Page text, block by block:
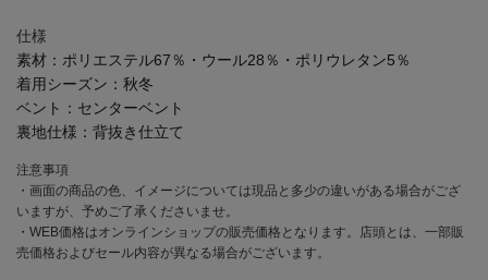
仕様
素材： ポリエステル67％・ウール28％・ポリウレタン5％
着用シーズン： 秋冬
ベント： センターベント
裏地仕様： 背抜き仕立て
注意事項
・画面の商品の色、イメージについては現品と多少の違いがある場合がござ
いますが、予めご了承くださいませ。
・WEB価格はオンラインショップの販売価格となります。店頭とは、一部販
売価格およびセール内容が異なる場合がございます。